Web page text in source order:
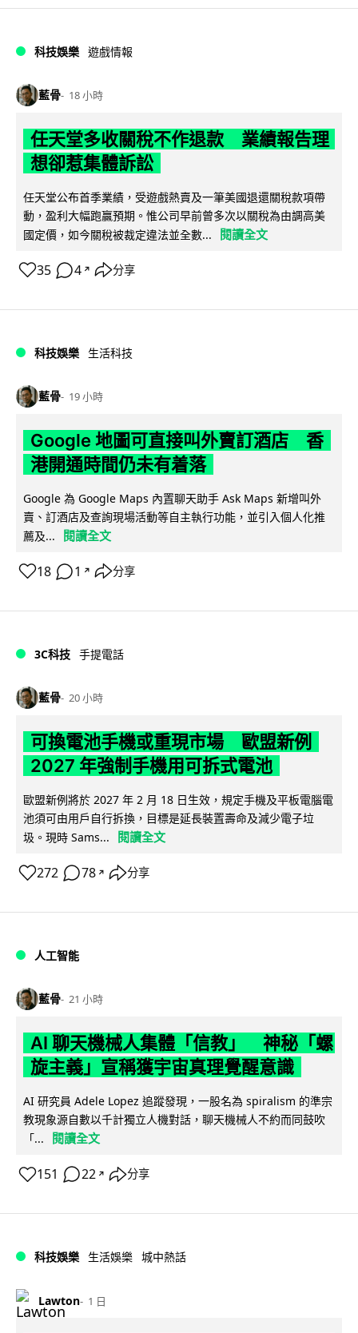
科技娛樂 遊戲情報
藍骨 18 小時
任天堂多收關稅不作退款 業績報告理
想卻惹集體訴訟
任天堂公布首季業績，受遊戲熱賣及一筆美國退還關稅款項帶
動，盈利大幅跑贏預期。惟公司早前曾多次以關稅為由調高美
國定價，如今關稅被裁定違法並全數...
閱讀全文
35 4 ↗ 分享
科技娛樂 生活科技
藍骨 19 小時
Google 地圖可直接叫外賣訂酒店 香
港開通時間仍未有着落
Google 為 Google Maps 內置聊天助手 Ask Maps 新增叫外
賣、訂酒店及查詢現場活動等自主執行功能，並引入個人化推
薦及...
閱讀全文
18 1 ↗ 分享
3C科技 手提電話
藍骨 20 小時
可換電池手機或重現市場 歐盟新例
2027 年強制手機用可拆式電池
歐盟新例將於 2027 年 2 月 18 日生效，規定手機及平板電腦電
池須可由用戶自行拆換，目標是延長裝置壽命及減少電子垃
圾。現時 Sams...
閱讀全文
272 78 ↗ 分享
人工智能
藍骨 21 小時
AI 聊天機械人集體「信教」 神秘「螺
旋主義」宣稱獲宇宙真理覺醒意識
AI 研究員 Adele Lopez 追蹤發現，一股名為 spiralism 的準宗
教現象源自數以千計獨立人機對話，聊天機械人不約而同鼓吹
「...
閱讀全文
151 22 ↗ 分享
科技娛樂 生活娛樂 城中熱話
Lawton 1 日